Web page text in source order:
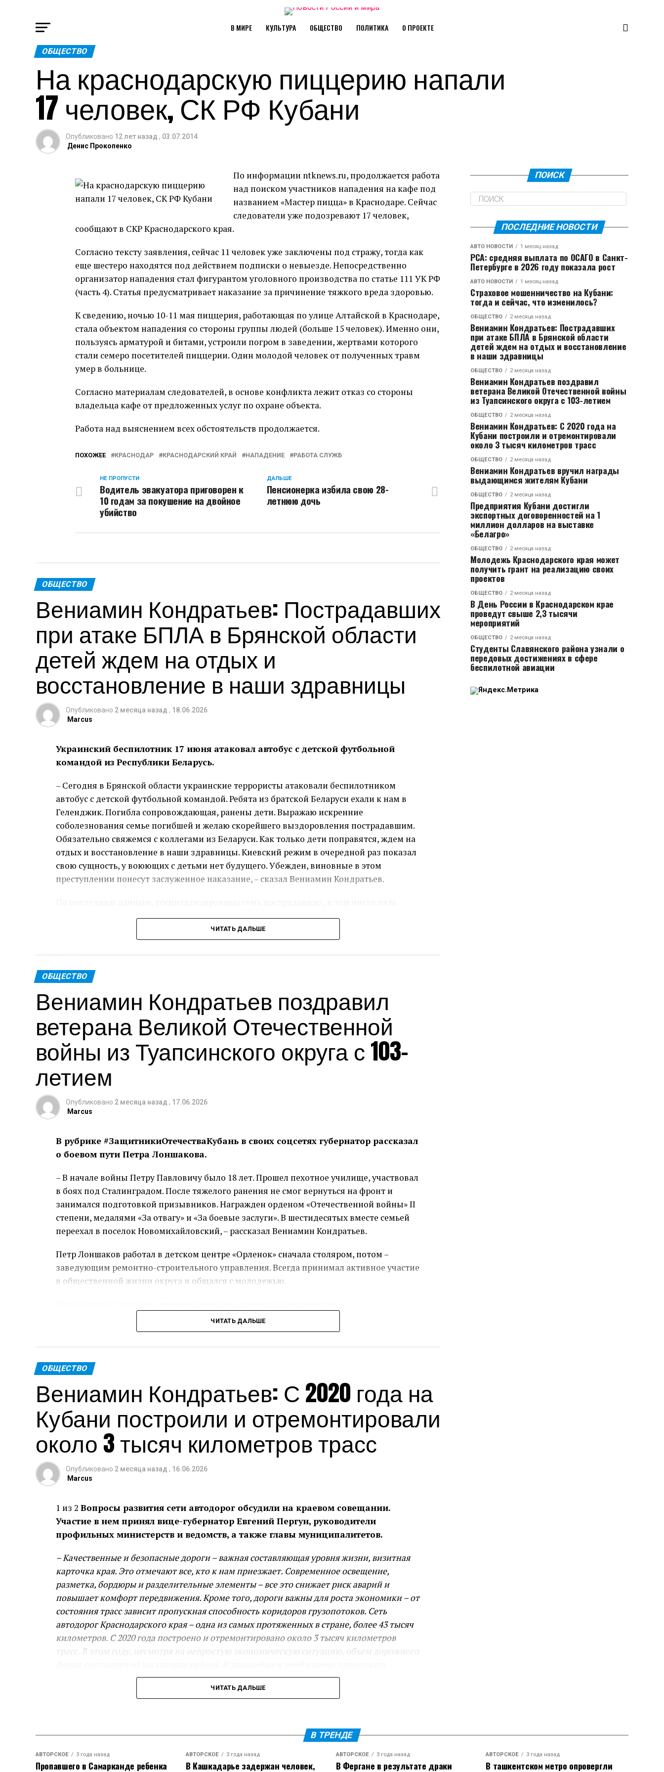
В МИРЕ КУЛЬТУРА ОБЩЕСТВО ПОЛИТИКА О ПРОЕКТЕ
ОБЩЕСТВО
На краснодарскую пиццерию напали
17 человек, СК РФ Кубани
Опубликовано 12 лет назад , 03.07.2014
Денис Прокопенко
По информации ntknews.ru, продолжается работа
над поиском участников нападения на кафе под
названием «Мастер пицца» в Краснодаре. Сейчас
следователи уже подозревают 17 человек,
сообщают в СКР Краснодарского края.
Согласно тексту заявления, сейчас 11 человек уже заключены под стражу, тогда как
еще шестеро находятся под действием подписки о невыезде. Непосредственно
организатор нападения стал фигурантом уголовного производства по статье 111 УК РФ
(часть 4). Статья предусматривает наказание за причинение тяжкого вреда здоровью.
К сведению, ночью 10-11 мая пиццерия, работающая по улице Алтайской в Краснодаре,
стала объектом нападения со стороны группы людей (больше 15 человек). Именно они,
пользуясь арматурой и битами, устроили погром в заведении, жертвами которого
стали семеро посетителей пиццерии. Один молодой человек от полученных травм
умер в больнице.
Согласно материалам следователей, в основе конфликта лежит отказ со стороны
владельца кафе от предложенных услуг по охране объекта.
Работа над выяснением всех обстоятельств продолжается.
ПОХОЖЕЕ КРАСНОДАР КРАСНОДАРСКИЙ КРАЙ НАПАДЕНИЕ РАБОТА СЛУЖБ
ДАЛЬШЕ
Пенсионерка избила свою 28-
летнюю дочь
НЕ ПРОПУСТИ
Водитель эвакуатора приговорен к
10 годам за покушение на двойное
убийство
ОБЩЕСТВО
Вениамин Кондратьев: Пострадавших
при атаке БПЛА в Брянской области
детей ждем на отдых и
восстановление в наши здравницы
Опубликовано 2 месяца назад , 18.06.2026
Marcus
Украинский беспилотник 17 июня атаковал автобус с детской футбольной
командой из Республики Беларусь.
– Сегодня в Брянской области украинские террористы атаковали беспилотником
автобус с детской футбольной командой. Ребята из братской Беларуси ехали к нам в
Геленджик. Погибла сопровождающая, ранены дети. Выражаю искренние
соболезнования семье погибшей и желаю скорейшего выздоровления пострадавшим.
Обязательно свяжемся с коллегами из Беларуси. Как только дети поправятся, ждем на
отдых и восстановление в наши здравницы. Киевский режим в очередной раз показал
свою сущность, у воюющих с детьми нет будущего. Убежден, виновные в этом
преступлении понесут заслуженное наказание, – сказал Вениамин Кондратьев.
детей. Им оказывают медицинскую помощь.
Пресс-служба администрации Краснодарского края
ЧИТАТЬ ДАЛЬШЕ
ОБЩЕСТВО
Вениамин Кондратьев поздравил
ветерана Великой Отечественной
войны из Туапсинского округа с 103-
летием
Опубликовано 2 месяца назад , 17.06.2026
Marcus
В рубрике #ЗащитникиОтечестваКубань в своих соцсетях губернатор рассказал
о боевом пути Петра Лоншакова.
– В начале войны Петру Павловичу было 18 лет. Прошел пехотное училище, участвовал
в боях под Сталинградом. После тяжелого ранения не смог вернуться на фронт и
занимался подготовкой призывников. Награжден орденом «Отечественной войны» II
степени, медалями «За отвагу» и «За боевые заслуги». В шестидесятых вместе семьей
переехал в поселок Новомихайловский, – рассказал Вениамин Кондратьев.
Петр Лоншаков работал в детском центре «Орленок» сначала столяром, потом –
заведующим ремонтно-строительного управления. Всегда принимал активное участие
в общественной жизни округа и общался с молодежью.
Пресс-служба администрации Краснодарского края
Теги: Губернатор
ЧИТАТЬ ДАЛЬШЕ
ОБЩЕСТВО
Вениамин Кондратьев: С 2020 года на
Кубани построили и отремонтировали
около 3 тысяч километров трасс
Опубликовано 2 месяца назад , 16.06.2026
Marcus
1 из 2 Вопросы развития сети автодорог обсудили на краевом совещании.
Участие в нем принял вице-губернатор Евгений Пергун, руководители
профильных министерств и ведомств, а также главы муниципалитетов.
– Качественные и безопасные дороги – важная составляющая уровня жизни, визитная
карточка края. Это отмечают все, кто к нам приезжает. Современное освещение,
разметка, бордюры и разделительные элементы – все это снижает риск аварий и
повышает комфорт передвижения. Кроме того, дороги важны для роста экономики – от
состояния трасс зависит пропускная способность коридоров грузопотоков. Сеть
автодорог Краснодарского края – одна из самых протяженных в стране, более 43 тысяч
километров. С 2020 года построено и отремонтировано около 3 тысяч километров
трасс. В этом году, несмотря на непростую экономическую ситуацию, объем дорожного
строительство и реконструкцию: в планах – новые обходы, в том числе станицы
Ленинградской и города Тимашевска, а также другие важные проекты, – сказал
Евгений Пергун рассказал о ремонте региональных дорог. С 2020 по 2026 год построили
и реконструировали 67 км краевых трасс, 2,5 км мостов и путепроводов.
– Строительство обходов станицы Ленинградской и города Тимашевска – это наш
ЧИТАТЬ ДАЛЬШЕ
ПОИСК
ПОСЛЕДНИЕ НОВОСТИ
АВТО НОВОСТИ 1 месяц назад
РСА: средняя выплата по ОСАГО в Санкт-
Петербурге в 2026 году показала рост
АВТО НОВОСТИ 1 месяц назад
Страховое мошенничество на Кубани:
тогда и сейчас, что изменилось?
ОБЩЕСТВО 2 месяца назад
Вениамин Кондратьев: Пострадавших
при атаке БПЛА в Брянской области
детей ждем на отдых и восстановление
в наши здравницы
ОБЩЕСТВО 2 месяца назад
Вениамин Кондратьев поздравил
ветерана Великой Отечественной войны
из Туапсинского округа с 103-летием
ОБЩЕСТВО 2 месяца назад
Вениамин Кондратьев: С 2020 года на
Кубани построили и отремонтировали
около 3 тысяч километров трасс
ОБЩЕСТВО 2 месяца назад
Вениамин Кондратьев вручил награды
выдающимся жителям Кубани
ОБЩЕСТВО 2 месяца назад
Предприятия Кубани достигли
экспортных договоренностей на 1
миллион долларов на выставке
«Белагро»
ОБЩЕСТВО 2 месяца назад
Молодежь Краснодарского края может
получить грант на реализацию своих
проектов
ОБЩЕСТВО 2 месяца назад
В День России в Краснодарском крае
проведут свыше 2,3 тысячи
мероприятий
ОБЩЕСТВО 2 месяца назад
Студенты Славянского района узнали о
передовых достижениях в сфере
беспилотной авиации
В ТРЕНДЕ
АВТОРСКОЕ 3 года назад
Пропавшего в Самарканде ребенка
АВТОРСКОЕ 3 года назад
В Кашкадарье задержан человек,
АВТОРСКОЕ 3 года назад
В Фергане в результате драки
АВТОРСКОЕ 3 года назад
В ташкентском метро опровергли